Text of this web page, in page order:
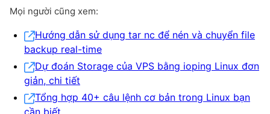
Mọi người cũng xem:
Hướng dẫn sử dụng tar nc để nén và chuyển file
backup real-time
Dự đoán Storage của VPS bằng ioping Linux đơn
giản, chi tiết
Tổng hợp 40+ câu lệnh cơ bản trong Linux bạn